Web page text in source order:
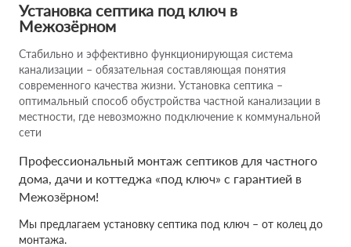
Установка септика под ключ в
Межозёрном
Стабильно и эффективно функционирующая система
канализации – обязательная составляющая понятия
современного качества жизни. Установка септика –
оптимальный способ обустройства частной канализации в
местности, где невозможно подключение к коммунальной
сети
Профессиональный монтаж септиков для частного
дома, дачи и коттеджа «под ключ» с гарантией в
Межозёрном!
Мы предлагаем установку септика под ключ – от колец до
монтажа.